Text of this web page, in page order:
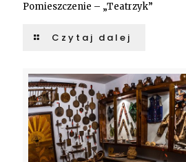
Pomieszczenie – „Teatrzyk”
Czytaj dalej